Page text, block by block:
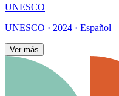
UNESCO
UNESCO · 2024 · Español
Ver más